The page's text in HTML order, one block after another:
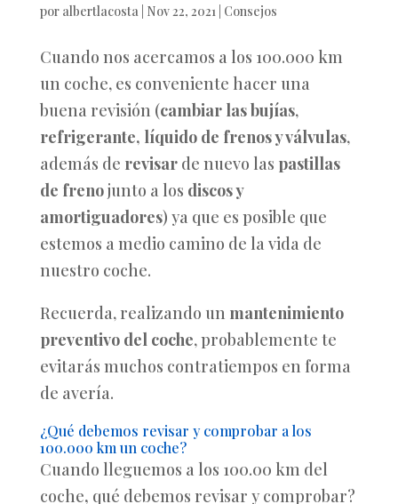
por albertlacosta Nov 22, 2021 Consejos
Cuando nos acercamos a los 100.000 km
un coche, es conveniente hacer una
buena revisión (cambiar las bujías,
refrigerante, líquido de frenos y válvulas,
además de revisarde nuevo las pastillas
de frenojunto a los discos y
amortiguadores) ya que es posible que
estemos a medio camino de la vida de
nuestro coche.
Recuerda, realizando un mantenimiento
preventivo del coche, probablemente te
evitarás muchos contratiempos en forma
de avería.
¿Qué debemos revisar y comprobar a los
100.000 km un coche?
Cuando lleguemos a los 100.00 km del
coche, qué debemos revisar y comprobar?